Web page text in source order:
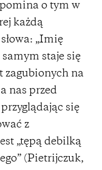
o tym w
każdą
„Imię
samym staje się
zagubionych na
nas przed
się
z
„tępą debilką
(Pietrijczuk,